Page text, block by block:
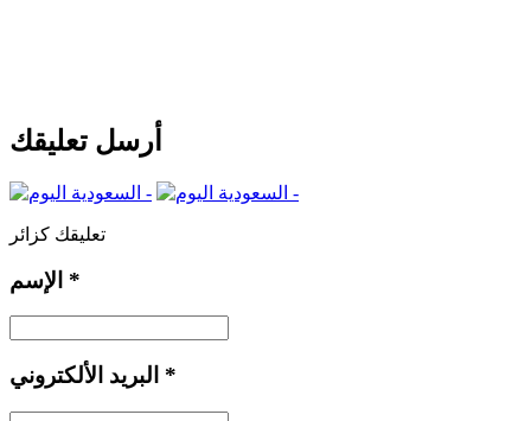
أرسل تعليقك
تعليقك كزائر
*
*